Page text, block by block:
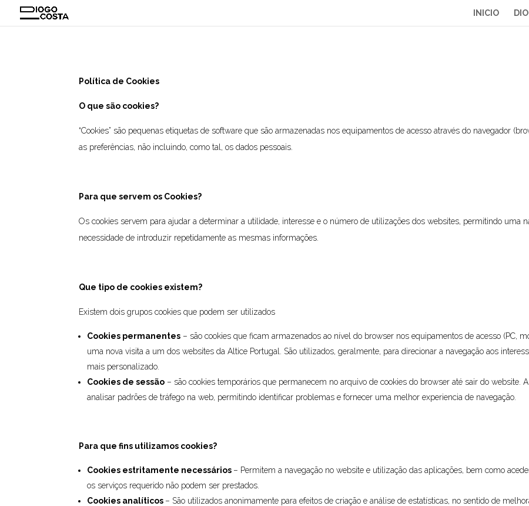
INICIO
Política de Cookies
O que são cookies?
“Cookies” são pequenas etiquetas de software que são armazenadas nos equipamentos de acesso através do navegador
as preferências, não incluindo, como tal, os dados pessoais.
Para que servem os Cookies?
Os cookies servem para ajudar a determinar a utilidade, interesse e o número de utilizações dos websites, permitindo uma
necessidade de introduzir repetidamente as mesmas informações.
Que tipo de cookies existem?
Existem dois grupos cookies que podem ser utilizados
Cookies permanentes – são cookies que ficam armazenados ao nível do browser nos equipamentos de acesso (PC,
uma nova visita a um dos websites da Altice Portugal. São utilizados, geralmente, para direcionar a navegação aos
mais personalizado.
Cookies de sessão – são cookies temporários que permanecem no arquivo de cookies do browser até sair do website.
analisar padrões de tráfego na web, permitindo identificar problemas e fornecer uma melhor experiencia de navegação.
Para que fins utilizamos cookies?
Cookies estritamente necessários – Permitem a navegação no website e utilização das aplicações, bem como
os serviços requerido não podem ser prestados.
Cookies analíticos – São utilizados anonimamente para efeitos de criação e análise de estatísticas, no sentido de